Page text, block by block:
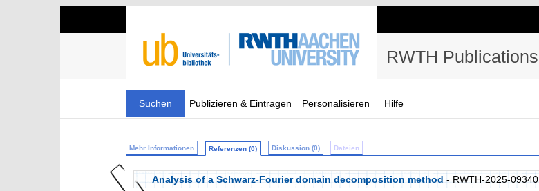
RWTH Publications
Suchen Publizieren & Eintragen Personalisieren Hilfe
Mehr Informationen Referenzen (0) Diskussion (0) Dateien
Analysis of a Schwarz-Fourier domain decomposition method - RWTH-2025-09340